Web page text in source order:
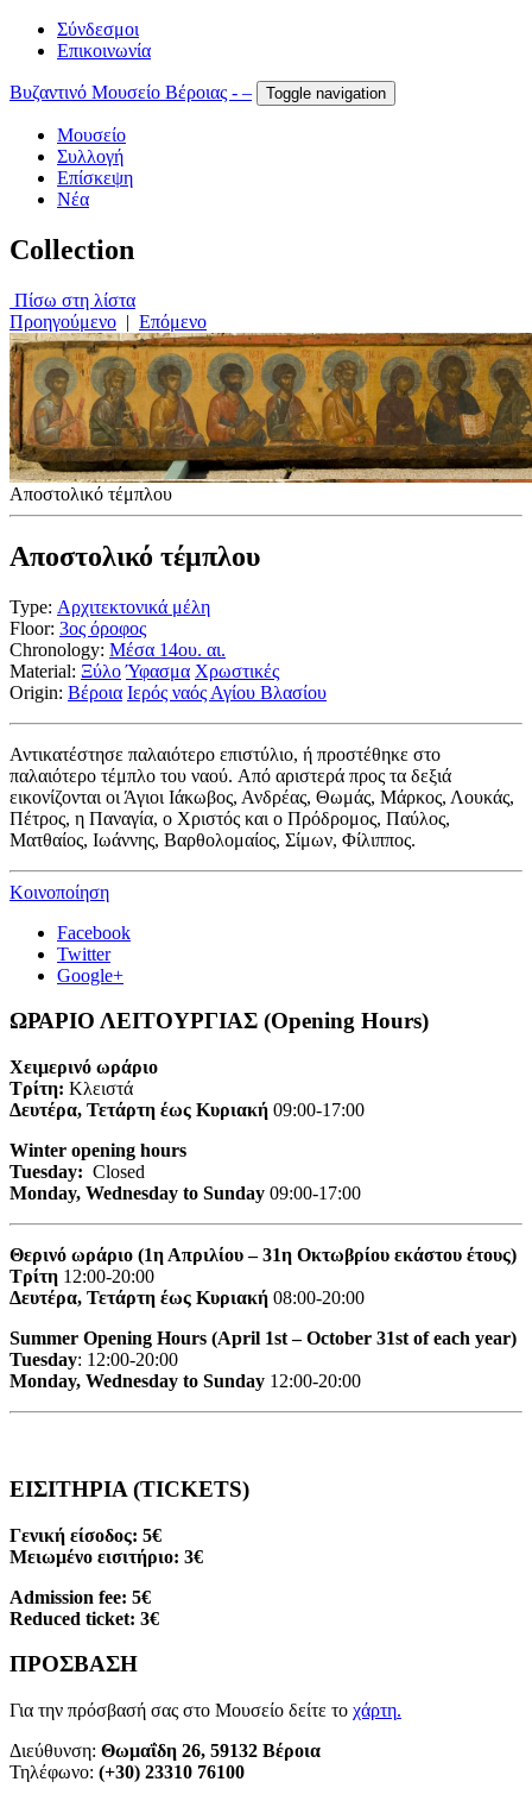
Σύνδεσμοι
Επικοινωνία
Βυζαντινό Μουσείο Βέροιας - – Toggle navigation
Μουσείο
Συλλογή
Επίσκεψη
Νέα
Collection
Πίσω στη λίστα
Προηγούμενο | Επόμενο
Αποστολικό τέμπλου
Αποστολικό τέμπλου
Type: Αρχιτεκτονικά μέλη
Floor: 3ος όροφος
Chronology: Μέσα 14ου. αι.
Material: Ξύλο Ύφασμα Χρωστικές
Origin: Βέροια Ιερός ναός Αγίου Βλασίου
Αντικατέστησε παλαιότερο επιστύλιο, ή προστέθηκε στο
παλαιότερο τέμπλο του ναού. Από αριστερά προς τα δεξιά
εικονίζονται οι Άγιοι Ιάκωβος, Ανδρέας, Θωμάς, Μάρκος, Λουκάς,
Πέτρος, η Παναγία, ο Χριστός και ο Πρόδρομος, Παύλος,
Ματθαίος, Ιωάννης, Βαρθολομαίος, Σίμων, Φίλιππος.
Κοινοποίηση
Facebook
Twitter
Google+
ΩΡΑΡΙΟ ΛΕΙΤΟΥΡΓΙΑΣ (Opening Hours)
Χειμερινό ωράριο
Τρίτη: Κλειστά
Δευτέρα, Τετάρτη έως Κυριακή 09:00-17:00
Winter opening hours
Tuesday: Closed
Monday, Wednesday to Sunday 09:00-17:00
Θερινό ωράριο (1η Απριλίου – 31η Οκτωβρίου εκάστου έτους)
Τρίτη 12:00-20:00
Δευτέρα, Τετάρτη έως Κυριακή 08:00-20:00
Summer Opening Hours (April 1st – October 31st of each year)
Tuesday: 12:00-20:00
Monday, Wednesday to Sunday 12:00-20:00
ΕΙΣΙΤΗΡΙΑ (TICKETS)
Γενική είσοδος: 5€
Μειωμένο εισιτήριο: 3€
Admission fee: 5€
Reduced ticket: 3€
ΠΡΟΣΒΑΣΗ
Για την πρόσβασή σας στο Μουσείο δείτε το χάρτη.
Διεύθυνση: Θωμαΐδη 26, 59132 Βέροια
Τηλέφωνο: (+30) 23310 76100